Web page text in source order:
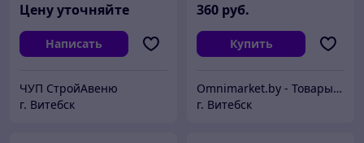
Цену уточняйте
Написать
ЧУП СтройАвеню
г. Витебск
360 руб.
Купить
Omnimarket.by - Товары для дома и стройки с доставкой по Беларуси
г. Витебск